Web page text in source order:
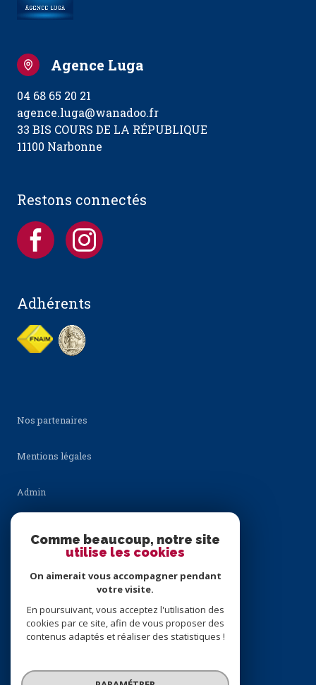
Agence Luga
04 68 65 20 21
agence.luga@wanadoo.fr
33 BIS COURS DE LA RÉPUBLIQUE
11100 Narbonne
Restons connectés
Adhérents
Nos partenaires
Mentions légales
Admin
Comme beaucoup, notre site
utilise les cookies
On aimerait vous accompagner pendant
votre visite.
En poursuivant, vous acceptez l'utilisation des
cookies par ce site, afin de vous proposer des
contenus adaptés et réaliser des statistiques !